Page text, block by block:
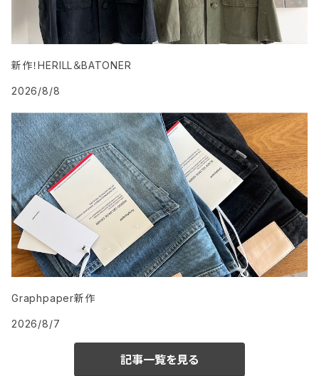
新作！HERILL＆BATONER
2026/8/8
Graphpaper新作
2026/8/7
記事一覧を見る